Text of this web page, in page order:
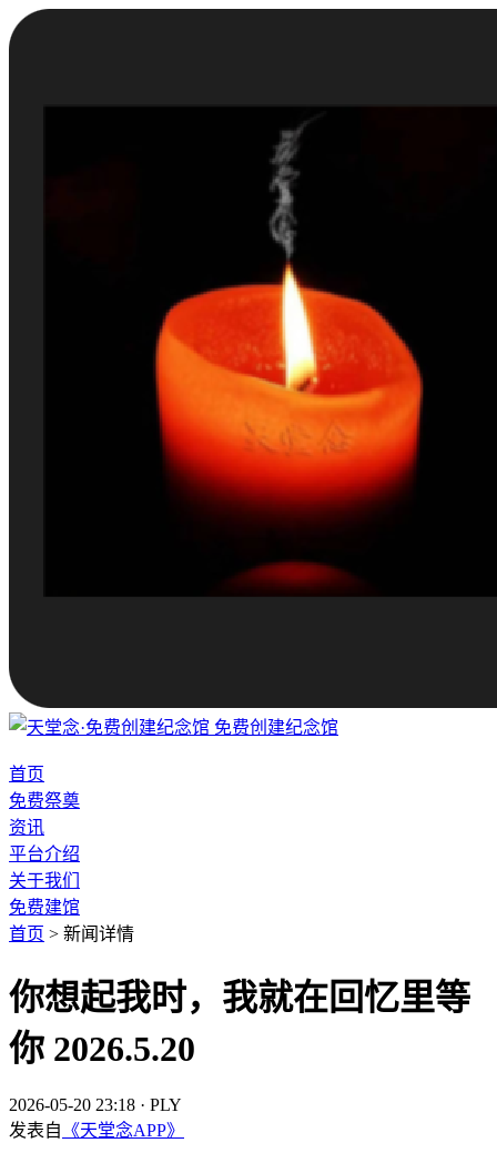
免费创建纪念馆
首页
免费祭奠
资讯
平台介绍
关于我们
免费建馆
首页 > 新闻详情
你想起我时，我就在回忆里等
你 2026.5.20
2026-05-20 23:18 · PLY
发表自 《天堂念APP》